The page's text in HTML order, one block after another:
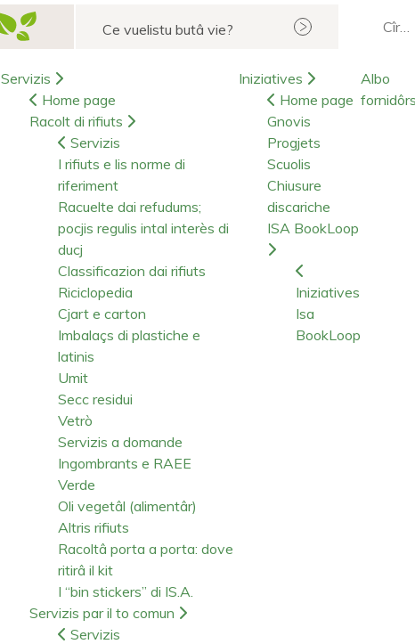
Cerca
Servizis
Home page
Racolt di rifiuts
Servizis
I rifiuts e lis norme di
riferiment
Racuelte dai refudums;
pocjis regulis intal interès di
ducj
Classificazion dai rifiuts
Riciclopedia
Cjart e carton
Imbalaçs di plastiche e
latinis
Umit
Secc residui
Vetrò
Servizis a domande
Ingombrants e RAEE
Verde
Oli vegetâl (alimentâr)
Altris rifiuts
Racoltâ porta a porta: dove
ritirâ il kit
I “bin stickers” di IS.A.
Servizis par il to comun
Servizis
Iniziatives
Home page
Gnovis
Progjets
Scuolis
Chiusure
discariche
ISA BookLoop
Iniziatives
Isa
BookLoop
Albo
fornidôrs